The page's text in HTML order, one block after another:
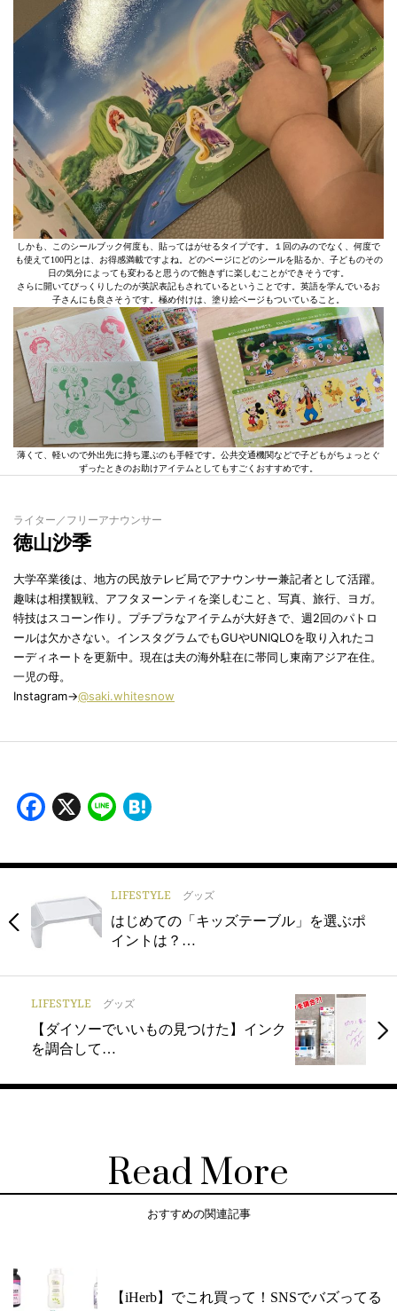
しかも、このシールブック何度も、貼ってはがせるタイプです。１回のみのでなく、何度で
も使えて100円とは、お得感満載ですよね。どのページにどのシールを貼るか、子どものその
日の気分によっても変わると思うので飽きずに楽しむことができそうです。
さらに開いてびっくりしたのが英訳表記もされているということです。英語を学んでいるお
子さんにも良さそうです。極め付けは、塗り絵ページもついていること。
薄くて、軽いので外出先に持ち運ぶのも手軽です。公共交通機関などで子どもがちょっとぐ
ずったときのお助けアイテムとしてもすごくおすすめです。
ライター／フリーアナウンサー
徳山沙季
大学卒業後は、地方の民放テレビ局でアナウンサー兼記者として活躍。
趣味は相撲観戦、アフタヌーンティを楽しむこと、写真、旅行、ヨガ。
特技はスコーン作り。プチプラなアイテムが大好きで、週2回のパトロ
ールは欠かさない。インスタグラムでもGUやUNIQLOを取り入れたコ
ーディネートを更新中。現在は夫の海外駐在に帯同し東南アジア在住。
一児の母。
Instagram→@saki.whitesnow
Facebook
X Line
LIFESTYLE グッズ
はじめての「キッズテーブル」を選ぶポ
イントは？…
LIFESTYLE グッズ
【ダイソーでいいもの見つけた】インク
を調合して…
Read More
おすすめの関連記事
【iHerb】でこれ買って！SNSでバズってる